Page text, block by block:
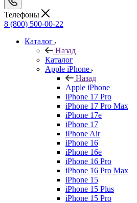
Телефоны
8 (800) 500-00-22
Каталог
Назад
Каталог
Apple iPhone
Назад
Apple iPhone
iPhone 17 Pro
iPhone 17 Pro Max
iPhone 17e
iPhone 17
iPhone Air
iPhone 16
iPhone 16e
iPhone 16 Pro
iPhone 16 Pro Max
iPhone 15
iPhone 15 Plus
iPhone 15 Pro